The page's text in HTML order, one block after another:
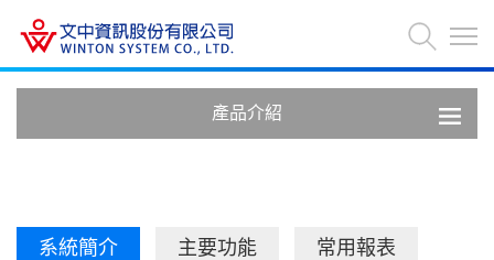
產品介紹
系統簡介 主要功能 常用報表